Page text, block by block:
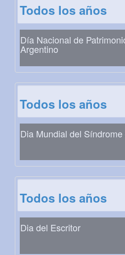
Todos los años
Día Nacional de
Argentino
Todos los años
Dia Mundial del
Todos los años
Dia del Escritor